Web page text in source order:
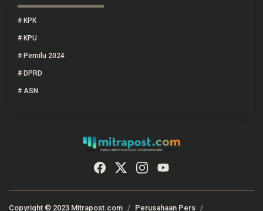
# KPK
# KPU
# Pemilu 2024
# DPRD
# ASN
Copyright © 2023 Mitrapost.com Perusahaan Pers